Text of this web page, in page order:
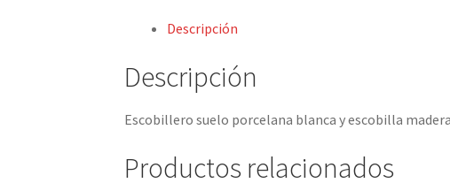
Descripción
Descripción
Escobillero suelo porcelana blanca y escobilla
Productos relacionados